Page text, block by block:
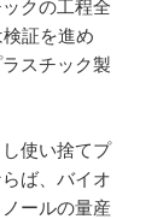
クの工程全
証を進め
スチック製
使い捨てプ
ば、バイオ
ールの量産